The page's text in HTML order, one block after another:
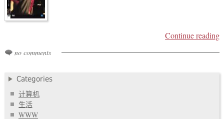
Continue reading
no comments
Categories
计算机
生活
WWW